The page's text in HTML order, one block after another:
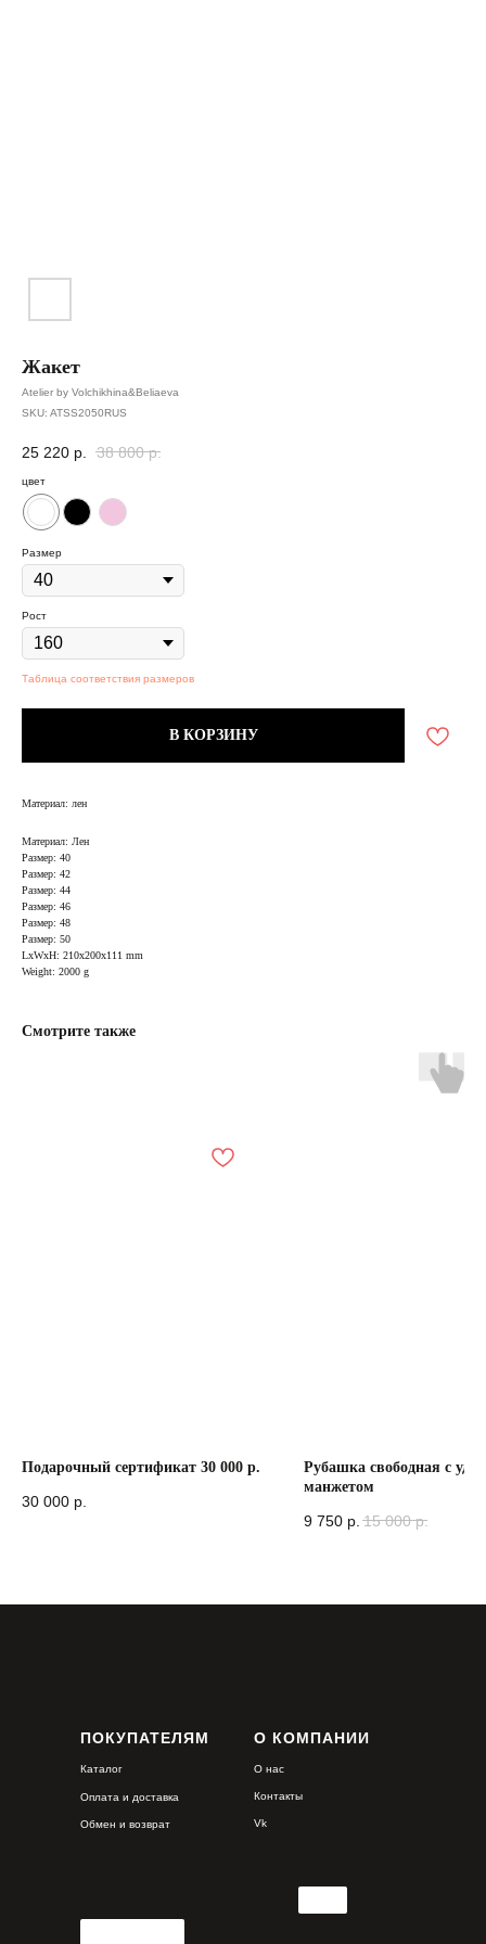
Жакет
Atelier by Volchikhina&Beliaeva
SKU: ATSS2050RUS
25 220 р. 38 800 р.
цвет
Размер
Рост
Таблица соответствия размеров
В КОРЗИНУ
Материал: лен
Материал: Лен
Размер: 40
Размер: 42
Размер: 44
Размер: 46
Размер: 48
Размер: 50
LxWxH: 210x200x111 mm
Weight: 2000 g
Смотрите также
Подарочный сертификат 30 000 р.
30 000 р.
Рубашка свободная с
манжетом
9 750 р. 15 000 р.
ПОКУПАТЕЛЯМ
Каталог
Оплата и доставка
Обмен и возврат
О КОМПАНИИ
О нас
Контакты
Vk